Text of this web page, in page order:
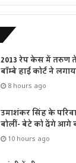
2013 रेप केस में तरुण
बॉम्बे हाई कोर्ट ने
8 hours ago
उमाशंकर सिंह के
बोलीं- बेटे को देंगे आगे
10 hours ago